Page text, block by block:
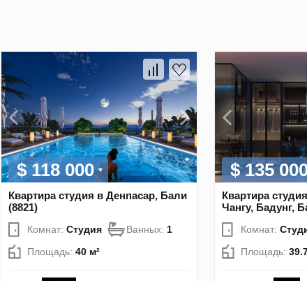
$ 118 000
Квартира студия в Денпасар, Бали
(8821)
Комнат: Студия Ванных: 1
Площадь: 40 м²
$ 135
Квартира
Чангу, Бадунг,
Комнат:
Площадь: